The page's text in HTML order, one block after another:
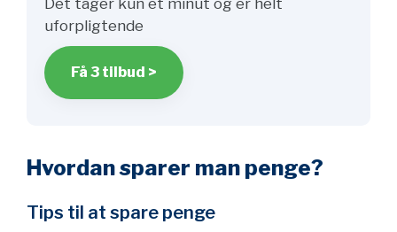
Det tager kun et minut og er helt
uforpligtende
Få 3 tilbud >
Hvordan sparer man penge?
Tips til at spare penge